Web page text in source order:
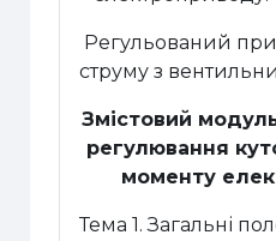
Регульований
струму з
Змістовий
регулювання
моменту
Тема 1. Загальні